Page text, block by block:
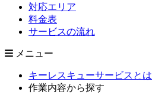
対応エリア
料金表
サービスの流れ
メニュー
キーレスキューサービスとは
作業内容から探す